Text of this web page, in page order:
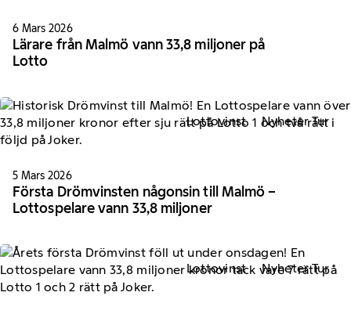
6 Mars 2026
Lärare från Malmö vann 33,8 miljoner på
Lotto
Lottovinst Nyheter Tur
5 Mars 2026
Första Drömvinsten någonsin till Malmö –
Lottospelare vann 33,8 miljoner
Lottovinst Nyheter Tur